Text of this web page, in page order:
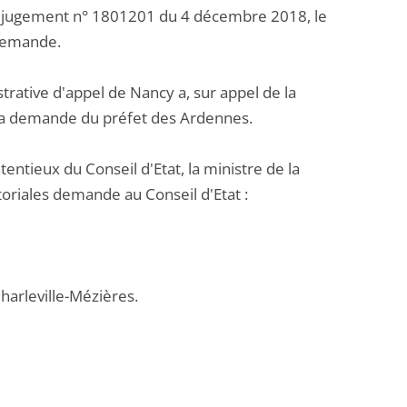
n° 1801201 du 4 décembre 2018, le
d'appel de Nancy a, sur appel de la
demande du préfet des Ardennes.
du Conseil d'Etat, la ministre de la
demande au Conseil d'Etat :
Mézières.